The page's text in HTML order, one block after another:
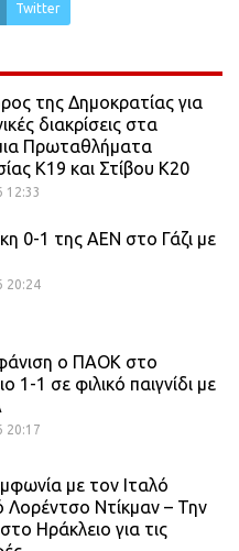
Twitter
της Δημοκρατίας για
διακρίσεις στα
Πρωταθλήματα
Κ19 και Στίβου Κ20
12:33
0-1 της ΑΕΝ στο Γάζι με
20:24
ο ΠΑΟΚ στο
1-1 σε φιλικό παιγνίδι με
20:17
με τον Ιταλό
Λορέντσο Ντίκμαν – Την
Ηράκλειο για τις